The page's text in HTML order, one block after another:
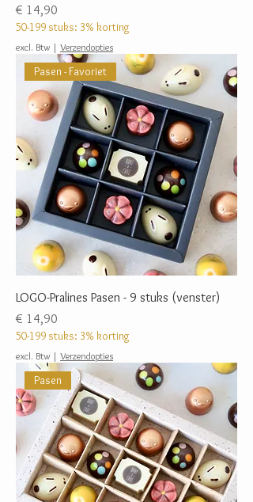
Prijs
€ 14,90
50-199 stuks: 3% korting
excl. Btw | Verzendopties
Pasen - Favoriet
LOGO-Pralines Pasen - 9 stuks (venster)
Prijs
€ 14,90
50-199 stuks: 3% korting
excl. Btw | Verzendopties
Pasen